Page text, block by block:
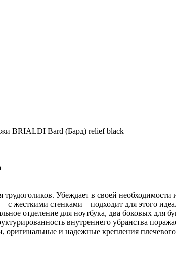
BRIALDI Bard (Бард) relief black
трудоголиков. Убеждает в своей
с жесткими стенками – подходит для этого
отделение для ноутбука, два боковых
внутреннего убранства
и надежные крепления